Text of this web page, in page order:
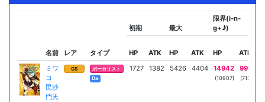
名前 レア タイプ
初期 最大
限界(i-n-
g+♪)
HP ATK HP ATK HP ATK
ミワ
コ
毘沙
門天
GS
ボーカリスト
Da
1727 1382 5426 4404 14942
(10907)
9982
(7130)